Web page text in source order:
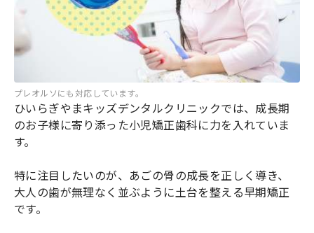
プレオルソにも対応しています。
ひいらぎやまキッズデンタルクリニックでは、成長期
のお子様に寄り添った小児矯正歯科に力を入れていま
す。
特に注目したいのが、あごの骨の成長を正しく導き、
大人の歯が無理なく並ぶように土台を整える早期矯正
です。